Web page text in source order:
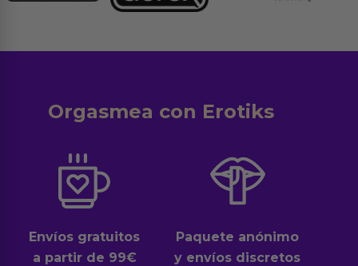
Orgasmea con Erotiks
Envíos gratuitos
a partir de 99€
Paquete anónimo
y envíos discretos